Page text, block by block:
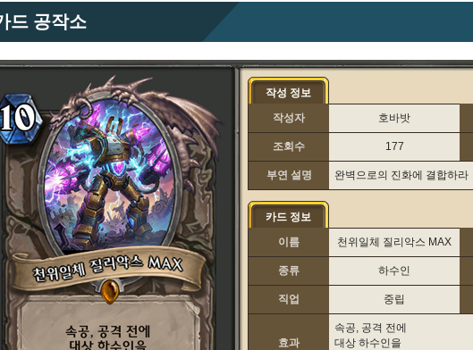
드 공작소
작성 정보
작성자
호바밧
조회수 177
부연 설명 완벽으로의 진화에 결합하라
카드 정보
이름
천위일체 질리악스 MAX
종류 하수인
직업 중립
효과
속공, 공격 전에
대상 하수인을